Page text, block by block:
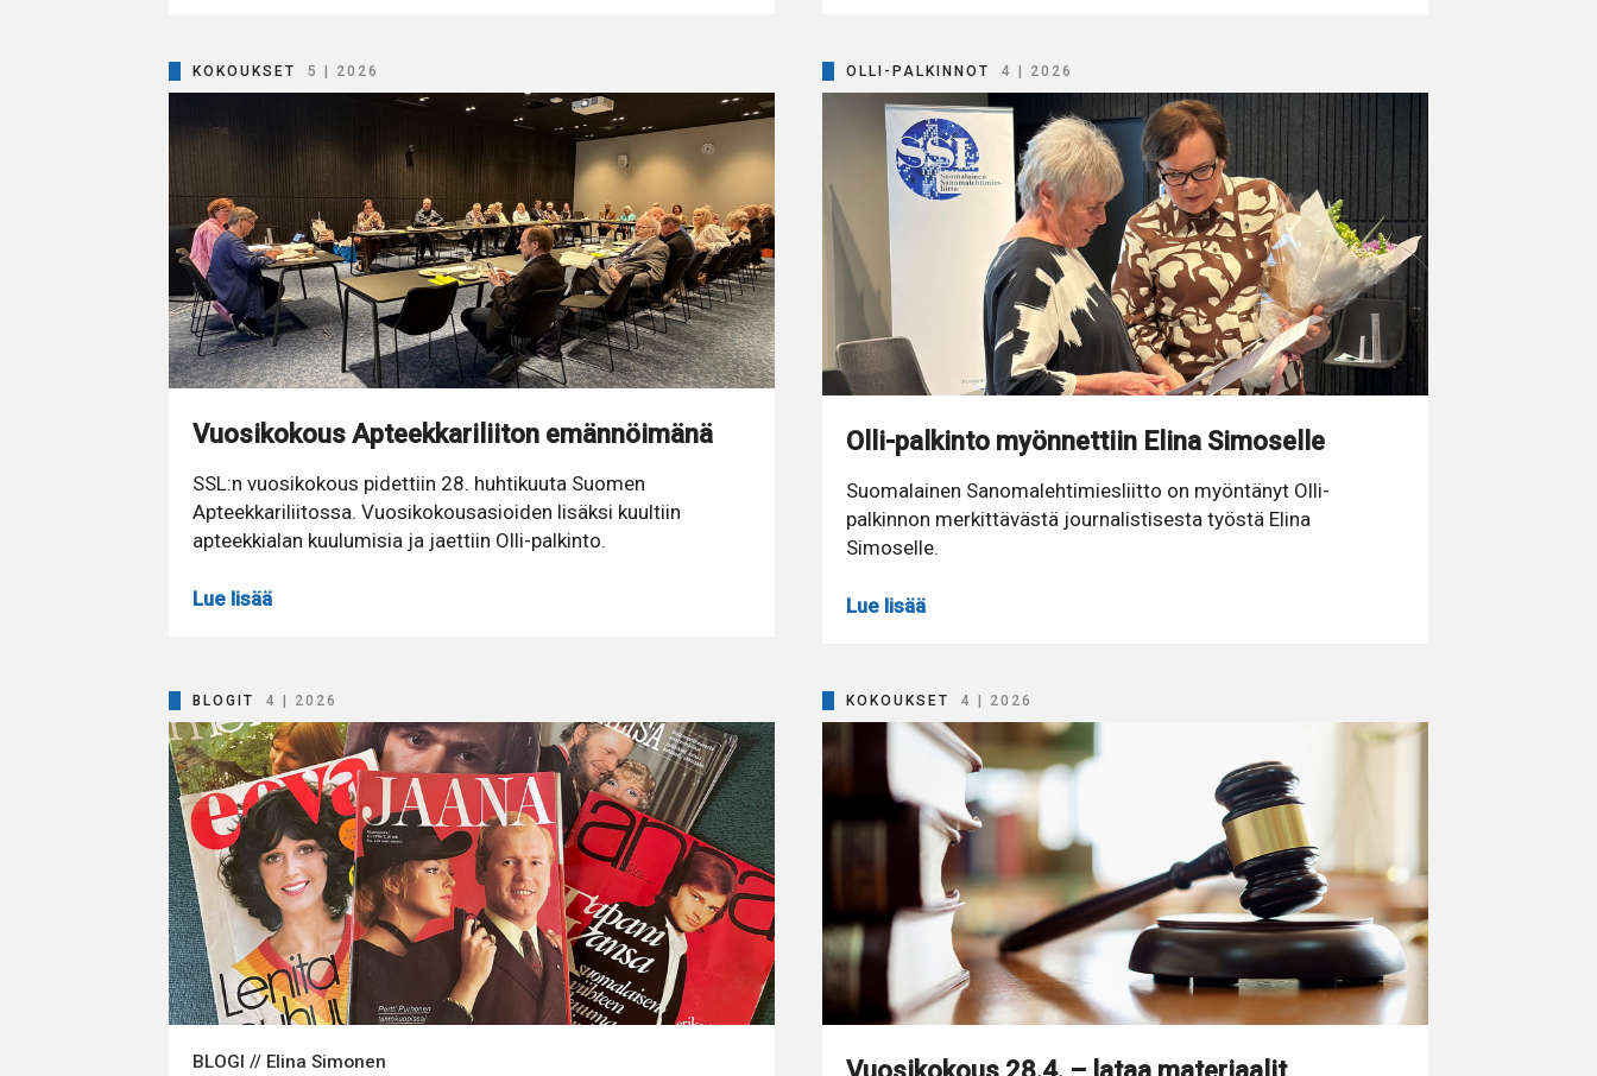
KOKOUKSET 5 | 2026
Vuosikokous Apteekkariliiton emännöimänä
SSL:n vuosikokous pidettiin 28. huhtikuuta Suomen
Apteekkariliitossa. Vuosikokousasioiden lisäksi kuultiin
apteekkialan kuulumisia ja jaettiin Olli-palkinto.
Lue lisää
OLLI-PALKINNOT 4 | 2026
Olli-palkinto myönnettiin Elina Simoselle
Suomalainen Sanomalehtimiesliitto on myöntänyt Olli-
palkinnon merkittävästä journalistisesta työstä Elina
Simoselle.
Lue lisää
BLOGIT 4 | 2026
BLOGI // Elina Simonen
KOKOUKSET 4 | 2026